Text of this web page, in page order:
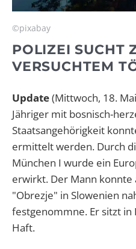
©pixabay
POLIZEI SUCHT
VERSUCHTEM
Update(Mittwoch, 18.
Jähriger mit bosnisch-
Staatsangehörigkeit
ermittelt werden. Durch
München I wurde ein
erwirkt. Der Mann konnte
"Obrezje" in Slowenien
festgenommne. Er sitzt in
Haft.